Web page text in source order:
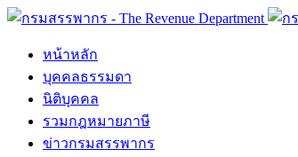
หน้าหลัก
บุคคลธรรมดา
นิติบุคคล
รวมกฎหมายภาษี
ข่าวกรมสรรพากร